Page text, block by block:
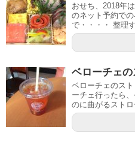
おせち、2018年
のネット予約で
で・・・・ 整理
ベローチェ
ベローチェのス
ーチェ行ったら
のに曲がるストロ